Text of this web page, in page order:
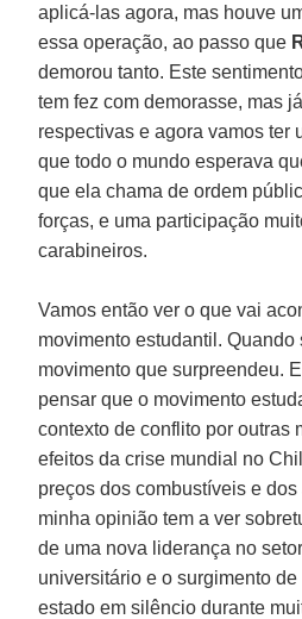
aplicá-las agora, mas houve
essa operação, ao passo que
demorou tanto. Este
tem fez com demorasse, mas
respectivas e agora vamos ter
que todo o mundo esperava
que ela chama de ordem
forças, e uma participação
carabineiros.
Vamos então ver o que vai
movimento estudantil. Quando
movimento que surpreendeu.
pensar que o movimento
contexto de conflito por outras
efeitos da crise mundial no
preços dos combustíveis e
minha opinião tem a ver
de uma nova liderança no
universitário e o surgimento
estado em silêncio durante